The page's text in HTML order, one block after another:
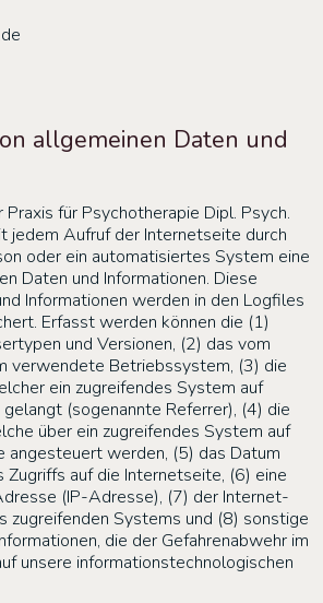
allgemeinen Daten und
Praxis für Psychotherapie Dipl. Psych.
jedem Aufruf der Internetseite durch
oder ein automatisiertes System eine
Daten und Informationen. Diese
Informationen werden in den Logfiles
Erfasst werden können die (1)
und Versionen, (2) das vom
verwendete Betriebssystem, (3) die
ein zugreifendes System auf
(sogenannte Referrer), (4) die
über ein zugreifendes System auf
angesteuert werden, (5) das Datum
Zugriffs auf die Internetseite, (6) eine
(IP-Adresse), (7) der Internet-
zugreifenden Systems und (8) sonstige
die der Gefahrenabwehr im
unsere informationstechnologischen